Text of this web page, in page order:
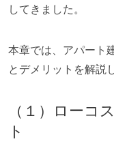
してきました。
本章では、アパート
とデメリットを解説
（１）ローコ
ト